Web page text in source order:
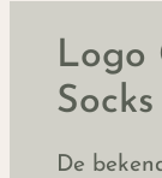
Logo
Socks
De